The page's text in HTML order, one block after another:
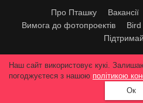
Про Пташку Вакансії
Вимога до фотопроектів
Будь-яке використання матеріалів
редакції © 2026,
Всі права
Наш сайт використовує кукі.
погоджуєтеся з нашою політикою
Ок